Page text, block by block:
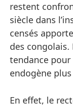
restent
siècle dans
censés
des congolais.
tendance
endogène
En effet, le